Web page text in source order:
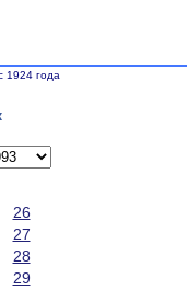
1924 года
26
27
28
29